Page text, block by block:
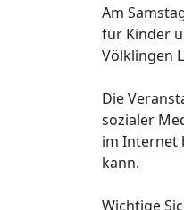
Am
für Kinder
Völklingen
Die
sozialer
im Internet
kann.
Wichtige